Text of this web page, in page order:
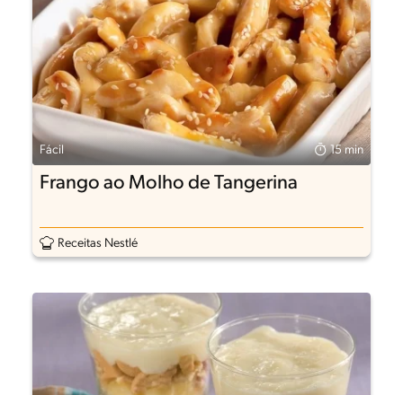
Fácil 15 min
Frango ao Molho de Tangerina
Receitas Nestlé